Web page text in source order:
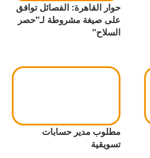
حوار القاهرة: الفصائل توافق
على صيغة مشروطة لـ"حصر
السلاح"
مطلوب مدير حسابات
تسويقية